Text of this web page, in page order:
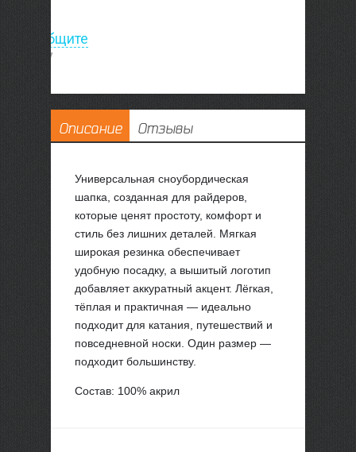
Сообщите
скидку
Описание Отзывы
Универсальная сноубордическая
шапка, созданная для райдеров,
которые ценят простоту, комфорт и
стиль без лишних деталей. Мягкая
широкая резинка обеспечивает
удобную посадку, а вышитый логотип
добавляет аккуратный акцент. Лёгкая,
тёплая и практичная — идеально
подходит для катания, путешествий и
повседневной носки. Один размер —
подходит большинству.
Состав: 100% акрил